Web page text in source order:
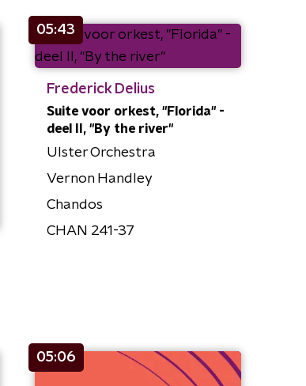
05:43
Frederick Delius
Suite voor orkest, "Florida" -
deel II, "By the river"
Ulster Orchestra
Vernon Handley
Chandos
CHAN 241-37
05:06